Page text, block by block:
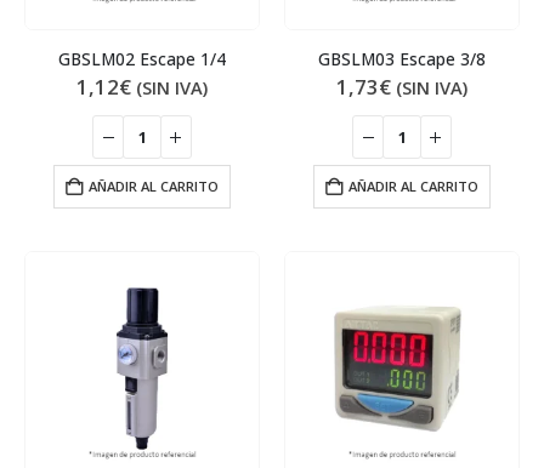
GBSLM02 Escape 1/4
1,12€ (SIN IVA)
AÑADIR AL CARRITO
GBSLM03 Escape 3/8
1,73€ (SIN IVA)
AÑADIR AL CARRITO